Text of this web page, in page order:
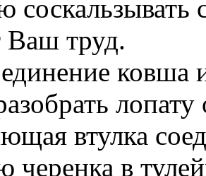
соскальзывать
Ваш труд.
ковша
втулка
черенка в